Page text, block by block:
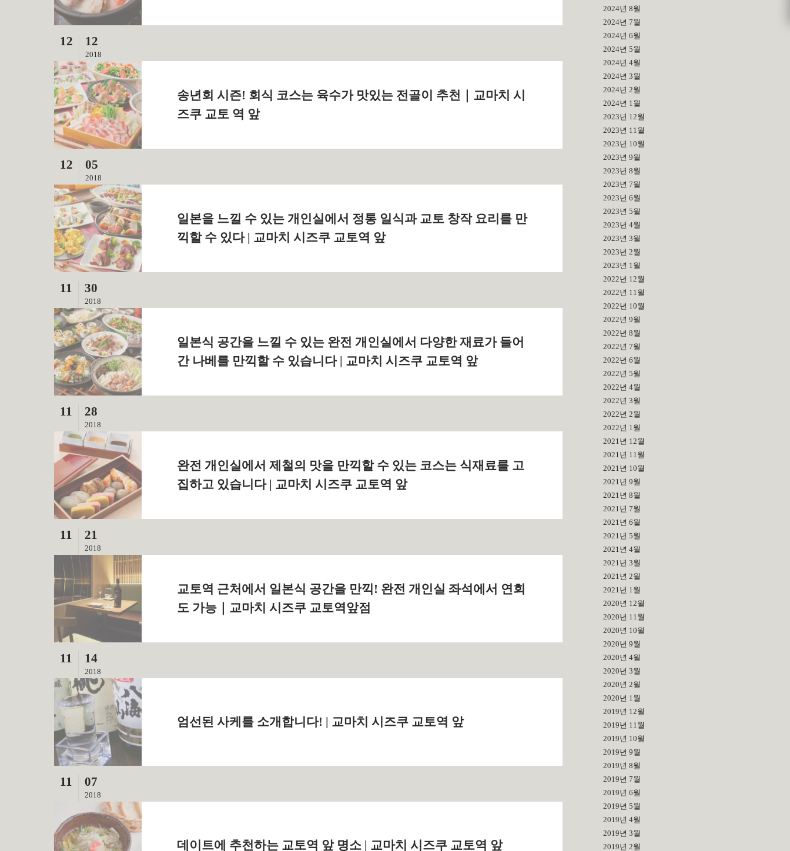
12 12
2018
송년회 시즌! 회식 코스는 육수가 맛있는 전골이 추천｜교마치 시
즈쿠 교토 역 앞
12 05
2018
일본을 느낄 수 있는 개인실에서 정통 일식과 교토 창작 요리를 만
끽할 수 있다 | 교마치 시즈쿠 교토역 앞
11 30
2018
일본식 공간을 느낄 수 있는 완전 개인실에서 다양한 재료가 들어
간 나베를 만끽할 수 있습니다 | 교마치 시즈쿠 교토역 앞
11 28
2018
완전 개인실에서 제철의 맛을 만끽할 수 있는 코스는 식재료를 고
집하고 있습니다 | 교마치 시즈쿠 교토역 앞
11 21
2018
교토역 근처에서 일본식 공간을 만끽! 완전 개인실 좌석에서 연회
도 가능｜교마치 시즈쿠 교토역앞점
11 14
2018
엄선된 사케를 소개합니다! | 교마치 시즈쿠 교토역 앞
11 07
2018
데이트에 추천하는 교토역 앞 명소 | 교마치 시즈쿠 교토역 앞
2024년 8월
2024년 7월
2024년 6월
2024년 5월
2024년 4월
2024년 3월
2024년 2월
2024년 1월
2023년 12월
2023년 11월
2023년 10월
2023년 9월
2023년 8월
2023년 7월
2023년 6월
2023년 5월
2023년 4월
2023년 3월
2023년 2월
2023년 1월
2022년 12월
2022년 11월
2022년 10월
2022년 9월
2022년 8월
2022년 7월
2022년 6월
2022년 5월
2022년 4월
2022년 3월
2022년 2월
2022년 1월
2021년 12월
2021년 11월
2021년 10월
2021년 9월
2021년 8월
2021년 7월
2021년 6월
2021년 5월
2021년 4월
2021년 3월
2021년 2월
2021년 1월
2020년 12월
2020년 11월
2020년 10월
2020년 9월
2020년 4월
2020년 3월
2020년 2월
2020년 1월
2019년 12월
2019년 11월
2019년 10월
2019년 9월
2019년 8월
2019년 7월
2019년 6월
2019년 5월
2019년 4월
2019년 3월
2019년 2월